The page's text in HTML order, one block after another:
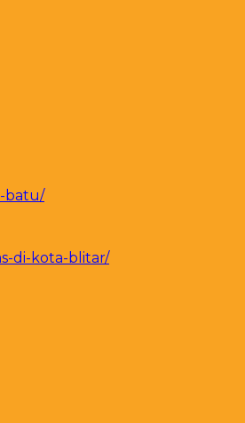
batu/
di-kota-blitar/